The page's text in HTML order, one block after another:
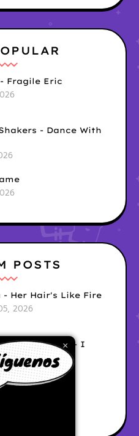
×
Fragile Eric
- Dance With
POSTS
- Her Hair's Like Fire
2026
Rollercoaster - I
2026
2026